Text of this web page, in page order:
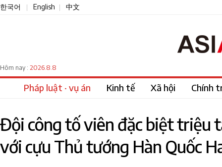
한국어 English 中文
Hôm nay : 2026.8.8
Pháp luật · vụ án Kinh tế Xã hội Chính
Đội công tố viên đặc biệt triệu
với cựu Thủ tướng Hàn Quốc